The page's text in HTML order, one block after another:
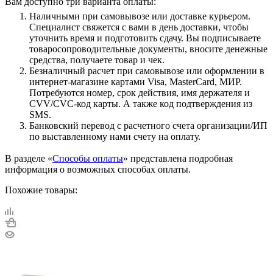
Наличными при самовывозе или доставке курьером.
Специалист свяжется с вами в день доставки, чтобы
уточнить время и подготовить сдачу. Вы подписываете
товаросопроводительные документы, вносите денежные
средства, получаете товар и чек.
Безналичный расчет при самовывозе или оформлении в
интернет-магазине картами Visa, MasterCard, МИР.
Потребуются номер, срок действия, имя держателя и
CVV/CVC-код карты. А также код подтверждения из
SMS.
Банковский перевод с расчетного счета организации/ИП
по выставленному нами счету на оплату.
В разделе «Способы оплаты» представлена подробная
информация о возможных способах оплаты.
Похожие товары: